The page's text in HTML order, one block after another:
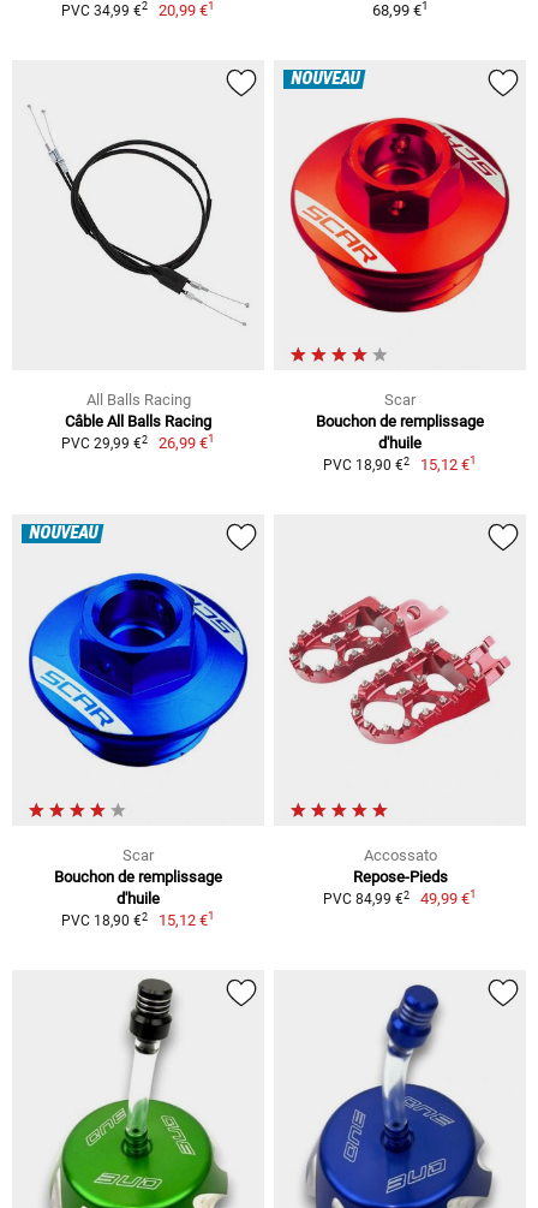
PVC 34,99 €2 20,99 €1 68,99 €1
All Balls Racing
Câble All Balls Racing
PVC 29,99 €2 26,99 €1
NOUVEAU
Scar
Bouchon de remplissage
d'huile
PVC 18,90 €2 15,12 €1
NOUVEAU
Scar
Bouchon de remplissage
d'huile
PVC 18,90 €2 15,12 €1
Accossato
Repose-Pieds
PVC 84,99 €2 49,99 €1